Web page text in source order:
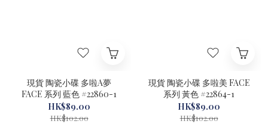
現貨 陶瓷小碟 多啦A夢
FACE 系列 藍色 #22860-1
HK$89.00
HK$102.00
現貨 陶瓷小碟 多啦美 FACE
系列 黃色 #22864-1
HK$89.00
HK$102.00